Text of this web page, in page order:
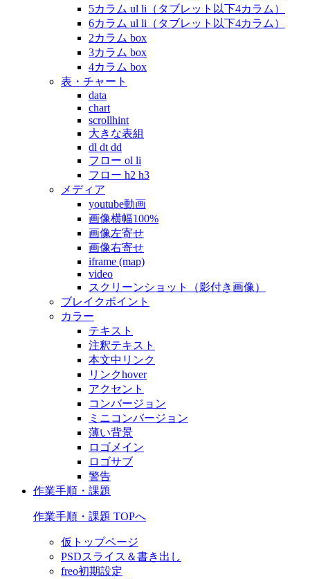
5カラム ul li（タブレット以下4カラム）
6カラム ul li（タブレット以下4カラム）
2カラム box
3カラム box
4カラム box
表・チャート
data
chart
scrollhint
大きな表組
dl dt dd
フロー ol li
フロー h2 h3
メディア
youtube動画
画像横幅100%
画像左寄せ
画像右寄せ
iframe (map)
video
スクリーンショット（影付き画像）
ブレイクポイント
カラー
テキスト
注釈テキスト
本文中リンク
リンクhover
アクセント
コンバージョン
ミニコンバージョン
薄い背景
ロゴメイン
ロゴサブ
警告
作業手順・課題
作業手順・課題 TOPへ
仮トップページ
PSDスライス＆書き出し
freo初期設定